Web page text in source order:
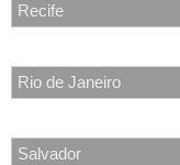
Recife
Rio de Janeiro
Salvador